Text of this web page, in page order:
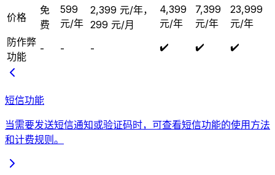
价格
免
费
599
元/年
2,399 元/年，
299 元/月
4,399
元/年
7,399
元/年
23,999
元/年
防作弊
功能
- - - ✔️ ✔️ ✔️
短信功能
当需要发送短信通知或验证码时，可查看短信功能的使用方法
和计费规则。